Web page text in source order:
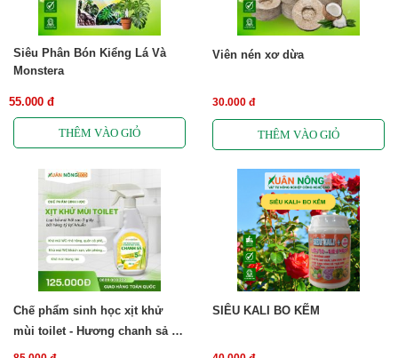
Siêu Phân Bón Kiểng Lá Và
Monstera
55.000 đ
Viên nén xơ dừa
30.000 đ
Chế phẩm sinh học xịt khử
mùi toilet - Hương chanh sả -
Free ship
SIÊU KALI BO KẼM